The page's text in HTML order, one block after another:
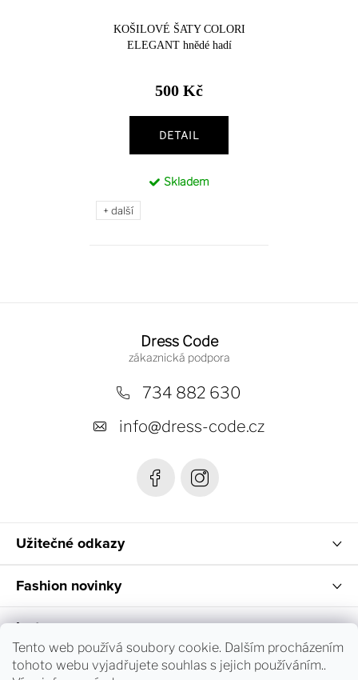
Tento web používá soubory cookie. Dalším procházením
tohoto webu vyjadřujete souhlas s jejich používáním..
KOŠILOVÉ ŠATY COLORI
ELEGANT hnědé hadí
500 Kč
DETAIL
Skladem
+ další
Dress Code
734 882 630
info@dress-code.cz
Užitečné odkazy
Fashion novinky
Instagram